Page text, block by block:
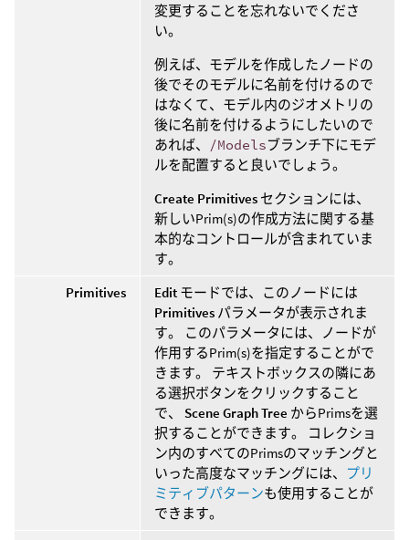
変更することを忘れないでくださ
い。
例えば、モデルを作成したノードの
後でそのモデルに名前を付けるので
はなくて、モデル内のジオメトリの
後に名前を付けるようにしたいので
あれば、
/Modelsブランチ下にモデ
ルを配置すると良いでしょう。
Create Primitives セクションには、
新しいPrim(s)の作成方法に関する基
本的なコントロールが含まれていま
す。
Primitives
Edit モードでは、このノードには
Primitives パラメータが表示されま
す。 このパラメータには、ノードが
作用するPrim(s)を指定することがで
きます。 テキストボックスの隣にあ
る選択ボタンをクリックすること
で、 Scene Graph Tree からPrimsを選
択することができます。 コレクショ
ン内のすべてのPrimsのマッチングと
いった高度なマッチングには、
プリ
ミティブパターンも使用することが
できます。